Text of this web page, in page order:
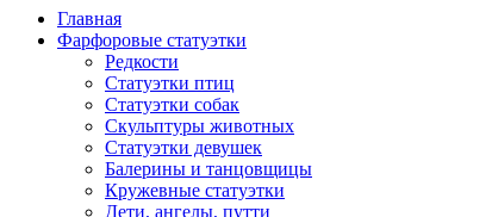
Главная
Фарфоровые статуэтки
Редкости
Cтатуэтки птиц
Cтатуэтки собак
Скульптуры животных
Статуэтки девушек
Балерины и танцовщицы
Кружевные статуэтки
Дети, ангелы, путти